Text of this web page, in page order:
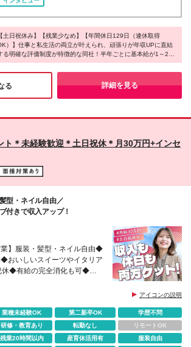
いたします。 ※月給の金額は、スキルや経験を考慮の
となります。その他給与や待遇に差異はありませ
。） ※上記給与は固定時間外労働手当40時間分
月71,500円）を含みます。万が一残業時間が40時
代は全額支給します。
】 東京都中央区銀座7-17-2 アーク銀座ビルディ
※(変更の範囲)初回配属の東京オフィスを除
、千葉本社
【土日祝休み】【残業少なめ】【年間休日129日（連休取得
）】仕事と私生活の両立が叶えられ、頑張りが年収UPに直結
る明確な評価制度が特徴的な同社！半年ごとに基本給が1～2万
アップするため、収入が2倍近くになった社員もいるのだと
。そんな同社は、チームで成果を喜び合う温かい雰囲気があ
り、先輩のサポートや寄り添った指導も充実♪ここでなら、一人
とりが安心して希望のキャリアを歩めそうだと感じました！
る 詳細を見る
ト＊未経験歓迎＊⼟⽇祝休＊⽉30万円+インセ
型・ネイル⾃由／
付きで収⼊アップ！
業】服装・髪型・ネイル自由◆
おいしいスイーツやイタリア
◆有給の完全消化も可◆産
アイコンの説明
業種未経験OK 第二新卒OK
学歴不問
研修・教育あり 転勤なし
リモートOK
残業20時間以内 産育休活用有
服装自由